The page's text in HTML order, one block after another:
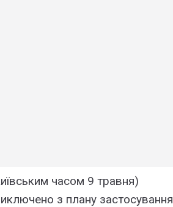
часом 9 травня)
з плану застосування